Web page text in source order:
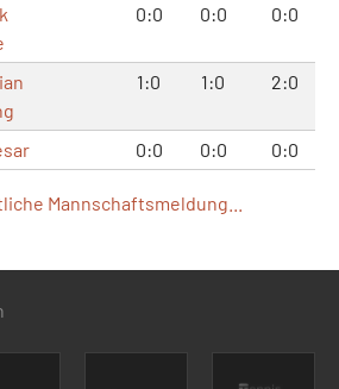
0:0 0:0 0:0
1:0 1:0 2:0
0:0 0:0 0:0
Mannschaftsmeldung...